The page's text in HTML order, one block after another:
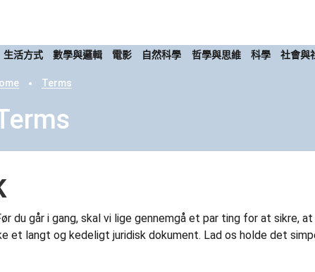
生活方式 數學與邏輯 電影 自然科學 哲學與思維 科學 社會與
Terms
du går i gang, skal vi lige gennemgå et par ting for at sikre,
et langt og kedeligt juridisk dokument. Lad os holde det